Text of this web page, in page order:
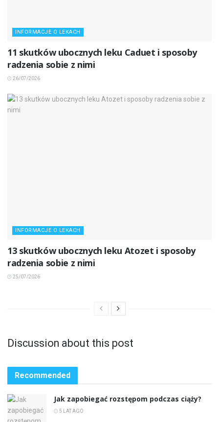
INFORMACJE O LEKACH
11 skutków ubocznych leku Caduet i sposoby
radzenia sobie z nimi
26/07/2026
INFORMACJE O LEKACH
13 skutków ubocznych leku Atozet i sposoby
radzenia sobie z nimi
25/07/2026
Discussion about this post
Recommended
Jak zapobiegać rozstępom podczas ciąży?
5 LAT AGO